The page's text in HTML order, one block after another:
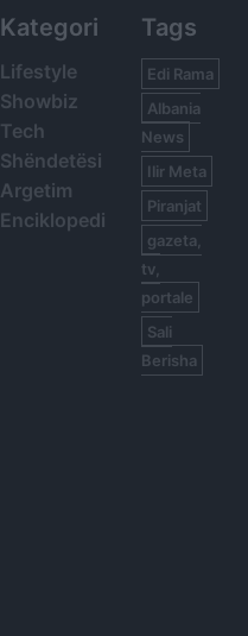
Kategori
Lifestyle
Showbiz
Tech
Shëndetësi
Argetim
Enciklopedi
Tags
Edi Rama
Albania
News
Ilir Meta
Piranjat
gazeta,
tv,
portale
Sali
Berisha